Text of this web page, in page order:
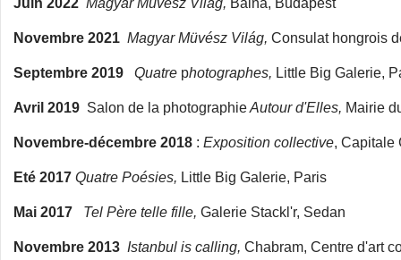
Juin 2022 Magyar Müvész Világ, Bálna, Budapest
Novembre 2021 Magyar Müvész Világ, Consulat hongrois
Septembre 2019 Quatre photographes, Little Big Galerie,
Avril 2019 Salon de la photographieAutour d'Elles, Mairie
Novembre-décembre 2018 : Exposition collective, Capitale
Eté 2017 Quatre Poésies, Little Big Galerie, Paris
Mai 2017 Tel Père telle fille, Galerie Stackl'r, Sedan
Novembre 2013 Istanbul is calling, Chabram, Centre d'art